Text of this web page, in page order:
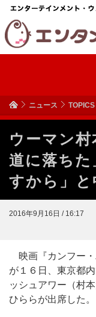
ニュース TOPICS
ウーマン
道に落ち
すから」と
2016年9月16日 / 16:17
映画『カンフー・
が１６日、東京都
ッシュアワー（村
ひららが出席した。